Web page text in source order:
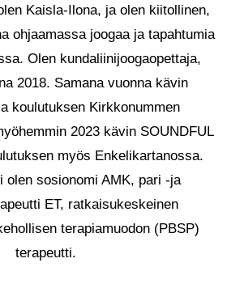
Kaisla-Ilona, ja olen kiitollinen,
ohjaamassa joogaa ja tapahtumia
Olen kundaliinijoogaopettaja,
2018. Samana vuonna kävin
koulutuksen Kirkkonummen
2023 kävin SOUNDFUL
myös Enkelikartanossa.
olen sosionomi AMK, pari -ja
ET, ratkaisukeskeinen
terapiamuodon (PBSP)
terapeutti.